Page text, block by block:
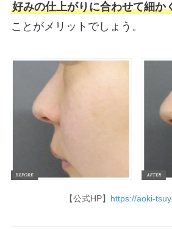
好みの仕上がりに合わせて細か
ことがメリットでしょう。
【公式HP】 https://aoki-